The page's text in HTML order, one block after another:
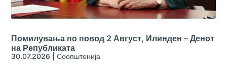
Помилувања по повод 2 Август, Илинден – Денот
на Републиката
30.07.2026 |Соопштенија